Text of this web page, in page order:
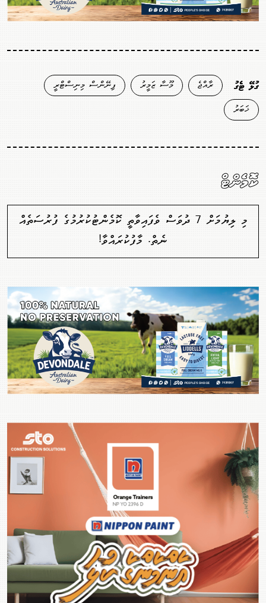
ގުޅޭ ޓެގު ރާއްޖެ މޫސާ ޒަމީރު
ފިނޭންސް މިނިސްޓްރީ
ޚަބަރު
ކޮމެންޓް
މި ލިޔުމަށް 7 ދުވަސް ވެފައިވާތީ ކޮމެންޓުކުރުމުގެ ފުރުސަތެއް
ނެތް. މާފުކުރައްވާ!